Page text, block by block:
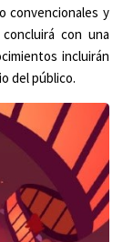
convencionales y
con una
incluirán
del público.